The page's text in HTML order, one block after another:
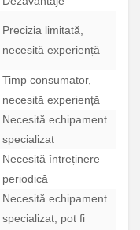
Precizia limitată,
necesită experiență
Timp consumator,
necesită experiență
Necesită echipament
specializat
Necesită întreținere
periodică
Necesită echipament
specializat, pot fi